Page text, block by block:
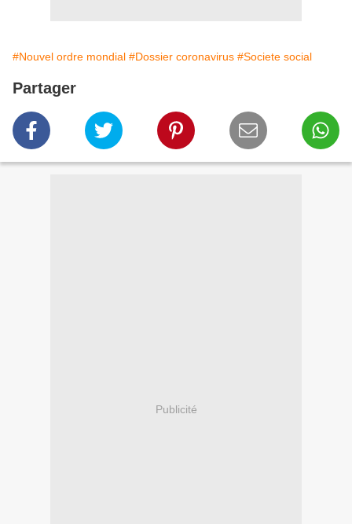
#Nouvel ordre mondial #Dossier coronavirus #Societe social
Partager
Publicité